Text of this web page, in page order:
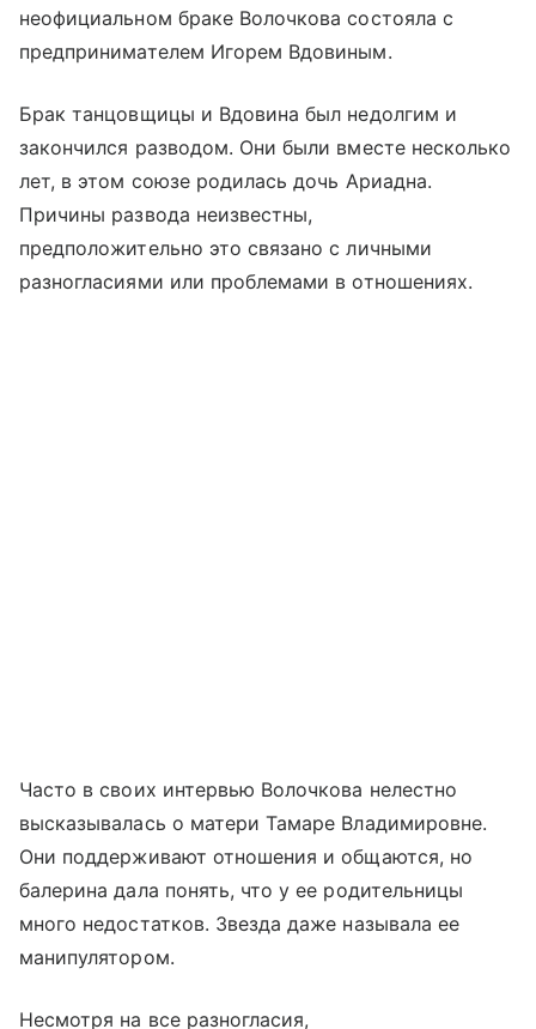
неофициальном браке Волочкова состояла с
предпринимателем Игорем Вдовиным.
Брак танцовщицы и Вдовина был недолгим и
закончился разводом. Они были вместе несколько
лет, в этом союзе родилась дочь Ариадна.
Причины развода неизвестны,
предположительно это связано с личными
разногласиями или проблемами в отношениях.
Часто в своих интервью Волочкова нелестно
высказывалась о матери Тамаре Владимировне.
Они поддерживают отношения и общаются, но
балерина дала понять, что у ее родительницы
много недостатков. Звезда даже называла ее
манипулятором.
Несмотря на все разногласия,